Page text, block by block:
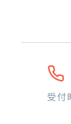
受付